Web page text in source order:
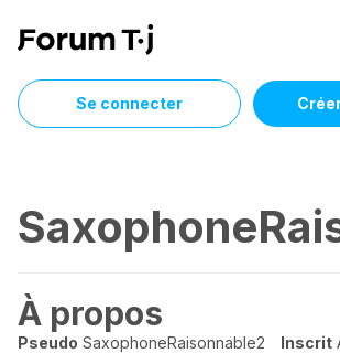
Se connecter
À propos
Pseudo SaxophoneRaisonnable2 Inscrit